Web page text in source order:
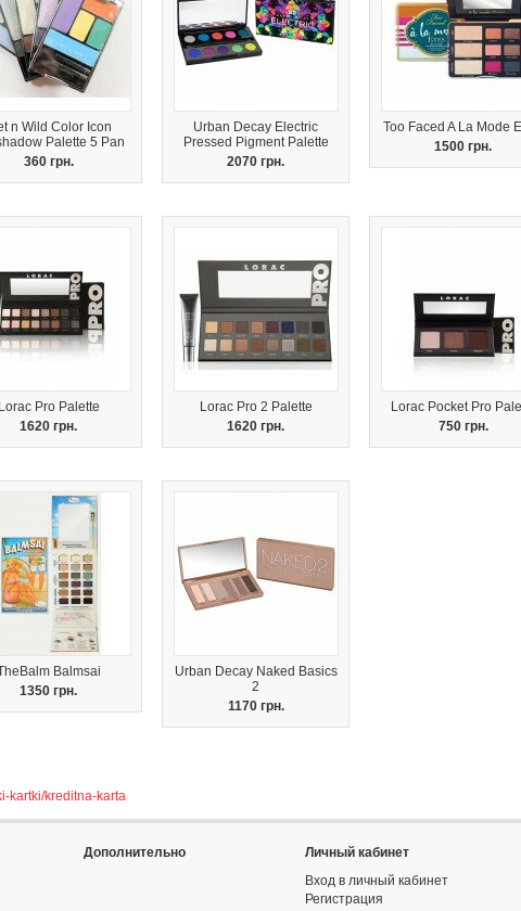
n Wild Color Icon
Palette 5 Pan
360 грн.
Urban Decay Electric
Pressed Pigment Palette
2070 грн.
Too Faced A La Mode
1500 грн.
Lorac Pro Palette
1620 грн.
Lorac Pro 2 Palette
1620 грн.
Lorac Pocket Pro
750 грн.
Balmsai
1350 грн.
Urban Decay Naked Basics
2
1170 грн.
kartki/kreditna-karta
Дополнительно
Личный кабинет
Вход в личный кабинет
Регистрация